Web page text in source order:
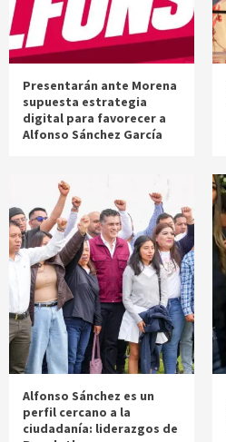
Presentarán ante Morena
supuesta estrategia
digital para favorecer a
Alfonso Sánchez García
Alfonso Sánchez es un
perfil cercano a la
ciudadanía: liderazgos de